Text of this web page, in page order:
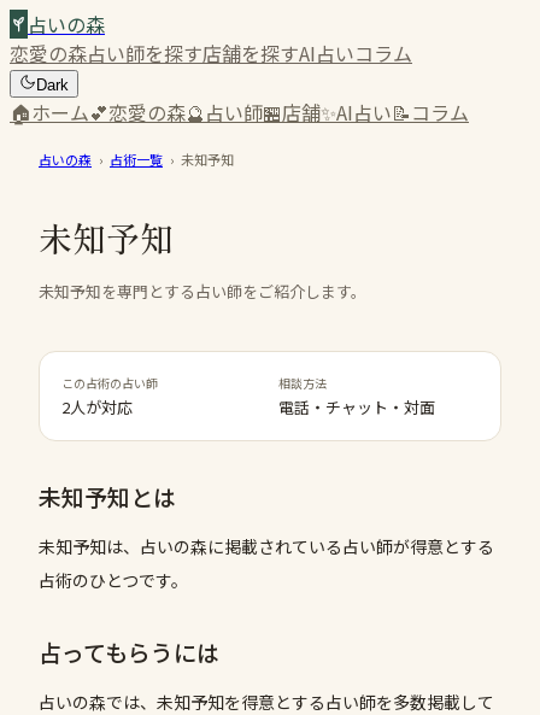
占いの森
恋愛の森占い師を探す店舗を探すAI占いコラム
Dark
🏠ホーム💕恋愛の森🔮占い師🏪店舗✨AI占い📝コラム
占いの森 › 占術一覧 › 未知予知
未知予知
未知予知を専門とする占い師をご紹介します。
この占術の占い師
2人が対応
相談方法
電話・チャット・対面
未知予知 とは
未知予知は、占いの森に掲載されている占い師が得意とする
占術のひとつです。
占ってもらうには
占いの森では、 未知予知を得意とする占い師を多数掲載して